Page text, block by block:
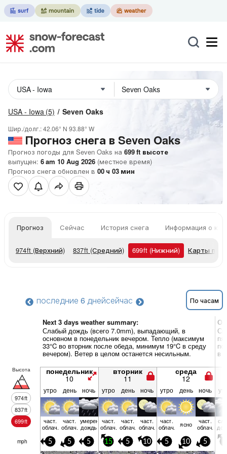
USA - Iowa (5) Seven Oaks
Шир./долг.:42.06° N 93.88° W
Прогноз снега в Seven Oaks
Прогноз погоды для Seven Oaks на 699ft высоте
выпущен: 6 am 10 Aug 2026 (местное время)
Прогноз снега обновлен в 00 ч 03 мин
Прогноз Сейчас История снега Информация о
974ft (Верхний) 837ft (Средний) 699ft (Нижний) Карты
последние 6 днейсейчас По часам
Next 3 days weather summary:
Слабый дождь (всего 7.0mm), выпадающий, в
основном в понедельник вечером. Тепло (максимум
33°C во вторник после обеда, минимум 19°C в среду
вечером). Ветер в целом останется несильным. в
Высота
974ft
837ft
699ft
понедельник
10
вторник
11
среда
12
утро день ночь утро день ночь утро день ночь
част.
облач.
част.
облач.
умерен.
дождь
част.
облач.
част.
облач.
част.
облач.
част.
облач. ясно част.
облач.
mph 5 5 5 15 5 10 5 10 5